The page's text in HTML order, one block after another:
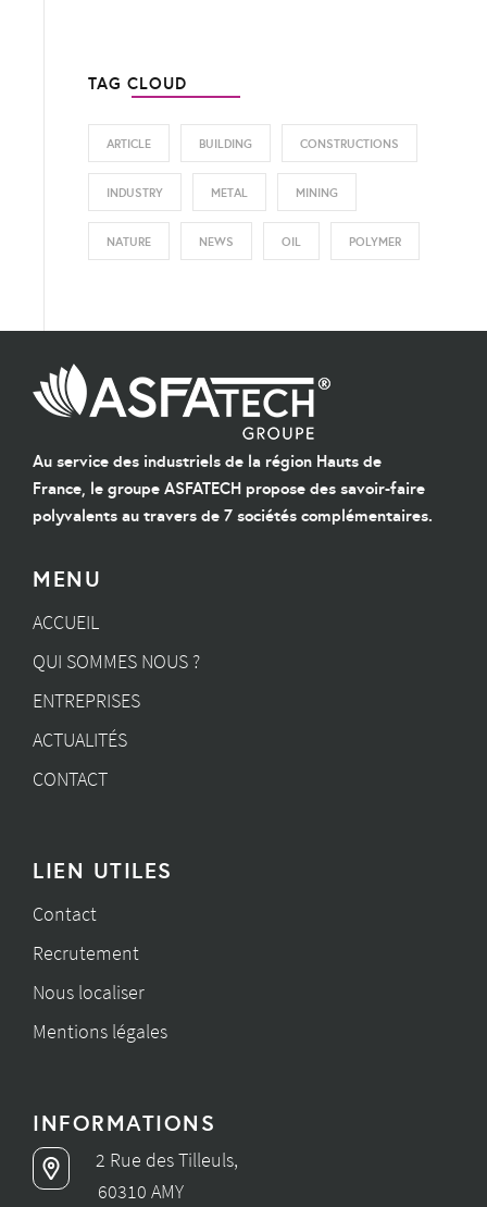
TAG CLOUD
ARTICLE BUILDING CONSTRUCTIONS
INDUSTRY METAL MINING
NATURE NEWS OIL POLYMER
Au service des industriels de la région Hauts de
France, le groupe ASFATECH propose des savoir-faire
polyvalents au travers de 7 sociétés complémentaires.
MENU
ACCUEIL
QUI SOMMES NOUS ?
ENTREPRISES
ACTUALITÉS
CONTACT
LIEN UTILES
Contact
Recrutement
Nous localiser
Mentions légales
INFORMATIONS
2 Rue des Tilleuls,
60310 AMY